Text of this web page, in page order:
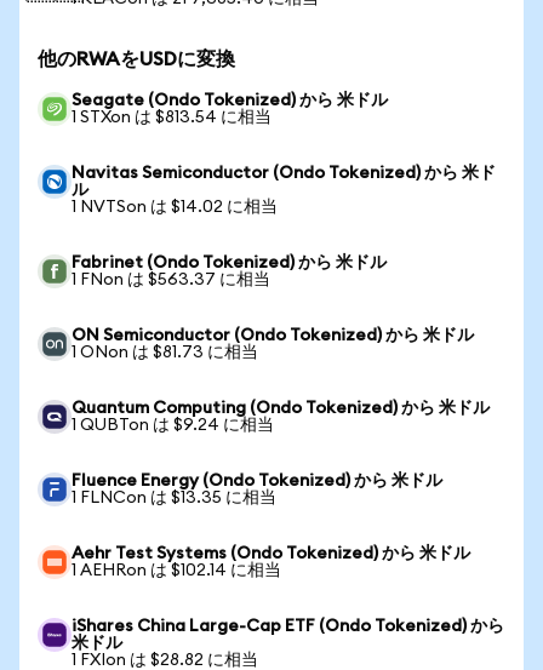
他のRWAをUSDに変換
Seagate (Ondo Tokenized) から 米ドル
1 STXon は $813.54 に相当
Navitas Semiconductor (Ondo Tokenized) から 米ド
ル
1 NVTSon は $14.02 に相当
Fabrinet (Ondo Tokenized) から 米ドル
1 FNon は $563.37 に相当
ON Semiconductor (Ondo Tokenized) から 米ドル
1 ONon は $81.73 に相当
Quantum Computing (Ondo Tokenized) から 米ドル
1 QUBTon は $9.24 に相当
Fluence Energy (Ondo Tokenized) から 米ドル
1 FLNCon は $13.35 に相当
Aehr Test Systems (Ondo Tokenized) から 米ドル
1 AEHRon は $102.14 に相当
iShares China Large-Cap ETF (Ondo Tokenized) から
米ドル
1 FXIon は $28.82 に相当